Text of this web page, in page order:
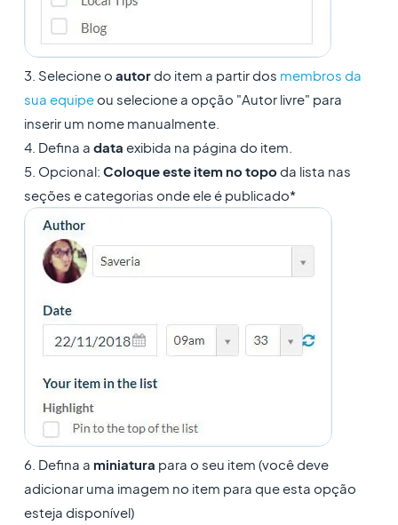
3. Selecione o autordo item a partir dos membros da
sua equipeou selecione a opção "Autor livre" para
inserir um nome manualmente.
4. Defina a data exibida na página do item.
5. Opcional: Coloque este item no topoda lista nas
seções e categorias onde ele é publicado*
6. Defina a miniatura para o seu item (você deve
adicionar uma imagem no item para que esta opção
esteja disponível)